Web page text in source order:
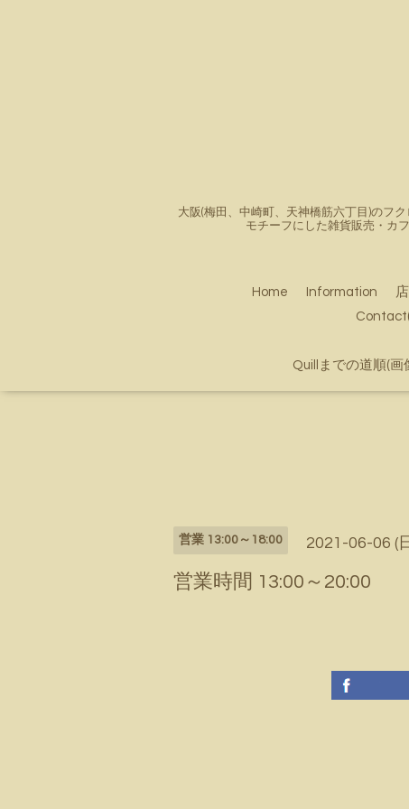
大阪(梅田、中崎町、天神橋筋六丁目)のフ
モチーフにした雑貨販売・カ
Home Information
Quillまでの道順(画
営業 13:00～18:00 2021-06-06 (
営業時間 13:00～20:00